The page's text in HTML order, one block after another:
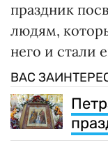
праздник
людям,
него и стали
ВАС